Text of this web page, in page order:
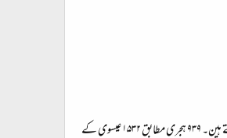
سلیم گڈھ کے نیچے دریا کے کنارے نکمبود کے گھاٹ پر ایک چھوٹی سے بارہ دری ہے۔ بنگلے نما اور اوسپر چینی کاری کا نیلے رنگ مین کام کیا ہوا ہے اس سبب سے اوسکو نیلی چھتری کہتے ہین۔ ۹۳۹ ہجری مطابق ۱۵۳۲ عیسوی کے